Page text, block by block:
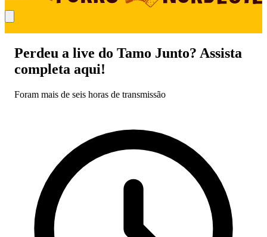
Perdeu a live do Tamo Junto? Assista
completa aqui!
Foram mais de seis horas de transmissão